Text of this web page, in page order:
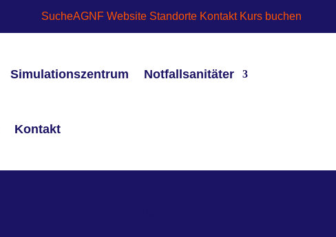
SucheAGNF Website Standorte Kontakt Kurs buchen
Simulationszentrum Notfallsanitäter
Kontakt